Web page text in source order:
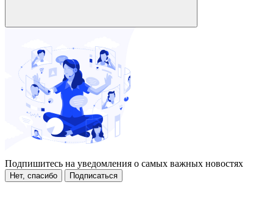
Подпишитесь на уведомления о самых важных новостях
Нет, спасибо Подписаться